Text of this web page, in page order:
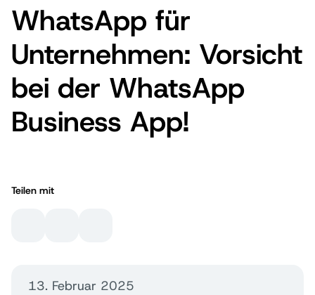
WhatsApp für
Unternehmen: Vorsicht
bei der WhatsApp
Business App!
Teilen mit
13. Februar 2025